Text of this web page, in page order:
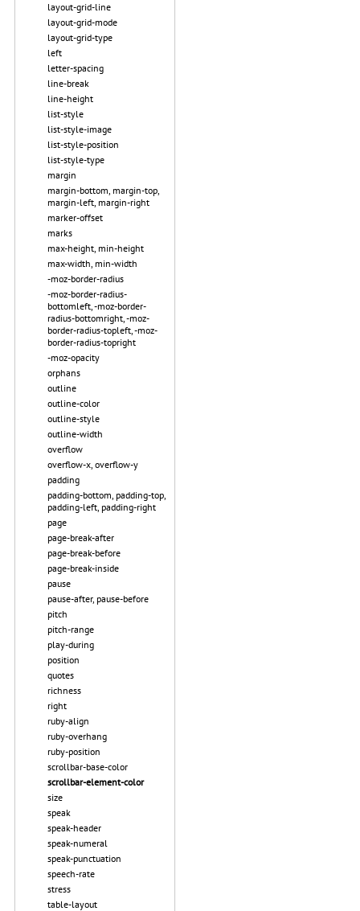
layout-grid-line
layout-grid-mode
layout-grid-type
left
letter-spacing
line-break
line-height
list-style
list-style-image
list-style-position
list-style-type
margin
margin-bottom, margin-top,
margin-left, margin-right
marker-offset
marks
max-height, min-height
max-width, min-width
-moz-border-radius
-moz-border-radius-
bottomleft, -moz-border-
radius-bottomright, -moz-
border-radius-topleft, -moz-
border-radius-topright
-moz-opacity
orphans
outline
outline-color
outline-style
outline-width
overflow
overflow-x, overflow-y
padding
padding-bottom, padding-top,
padding-left, padding-right
page
page-break-after
page-break-before
page-break-inside
pause
pause-after, pause-before
pitch
pitch-range
play-during
position
quotes
richness
right
ruby-align
ruby-overhang
ruby-position
scrollbar-base-color
scrollbar-element-color
size
speak
speak-header
speak-numeral
speak-punctuation
speech-rate
stress
table-layout